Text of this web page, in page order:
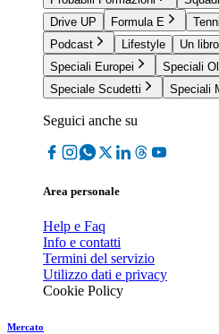
Drive UP
Formula E
Podcast
Lifestyle
Un
Speciali Europei
Speciali
Speciale Scudetti
Speciali
Seguici anche su
Area personale
Help e Faq
Info e contatti
Termini del servizio
Utilizzo dati e privacy
Cookie Policy
Mercato